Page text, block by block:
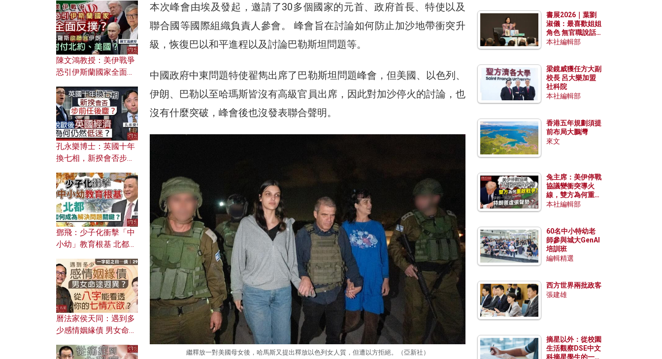
本次峰會由埃及發起，邀請了30多個國家的元首、政府首長、特使以及
聯合國等國際組織負責人參會。 峰會旨在討論如何防止加沙地帶衝突升
級，恢復巴以和平進程以及討論巴勒斯坦問題等。
中國政府中東問題特使翟雋出席了巴勒斯坦問題峰會，但美國、以色列、
伊朗、巴勒以至哈瑪斯皆沒有高級官員出席，因此對加沙停火的討論，也
沒有什麼突破，峰會後也沒發表聯合聲明。
繼釋放一對美國母女後，哈馬斯又提出釋放以色列女人質，但遭以方拒絕。（亞新社）
文之美？ 日常寫作如何
應用？
陳文鴻教授：美伊戰爭
恐引伊斯蘭國家全面反
對付北約美國？
孔永樂博士：英國十年
換七相，新揆會否步前
濟為何仍然低迷？
鄧飛：少子化衝擊「中
小幼」教育根基 北都如
曆法家侯天同：遇到多
少感情姻緣債 男女命途
的七情六欲？
書展2026｜葉劉
淑儀：最喜歡姐姐
角色 無官職說話
包袱少
本社編輯部
梁鏡威獲任方大副
校長 呂大樂加盟
社科院
本社編輯部
香港五年規劃須提
前布局大鵬灣
來文
兔主席：美伊停戰
協議變衝突導火
線，雙方為何重啟
戰爭？伊朗一早洞
本社編輯部
60名中小特幼老
師參與城大GenAI
培訓班
編輯精選
西方世界兩批政客
張建雄
摘星以外：從校園
生活觀察DSE中文
科摘星學生的一點